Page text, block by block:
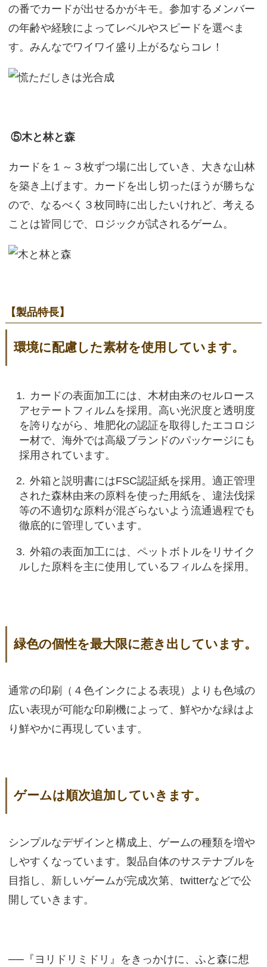
の番でカードが出せるかがキモ。参加するメンバー
の年齢や経験によってレベルやスピードを選べま
す。みんなでワイワイ盛り上がるならコレ！
⑤木と林と森
カードを１～３枚ずつ場に出していき、大きな山林
を築き上げます。カードを出し切ったほうが勝ちな
ので、なるべく３枚同時に出したいけれど、考える
ことは皆同じで、ロジックが試されるゲーム。
【製品特長】
環境に配慮した素材を使用しています。
カードの表面加工には、木材由来のセルロース
アセテートフィルムを採用。高い光沢度と透明度
を誇りながら、堆肥化の認証を取得したエコロジ
ー材で、海外では高級ブランドのパッケージにも
採用されています。
外箱と説明書にはFSC認証紙を採用。適正管理
された森林由来の原料を使った用紙を、違法伐採
等の不適切な原料が混ざらないよう流通過程でも
徹底的に管理しています。
外箱の表面加工には、ペットボトルをリサイク
ルした原料を主に使用しているフィルムを採用。
緑色の個性を最大限に惹き出しています。
通常の印刷（４色インクによる表現）よりも色域の
広い表現が可能な印刷機によって、鮮やかな緑はよ
り鮮やかに再現しています。
ゲームは順次追加していきます。
シンプルなデザインと構成上、ゲームの種類を増や
しやすくなっています。製品自体のサステナブルを
目指し、新しいゲームが完成次第、twitterなどで公
開していきます。
──『ヨリドリミドリ』をきっかけに、ふと森に想